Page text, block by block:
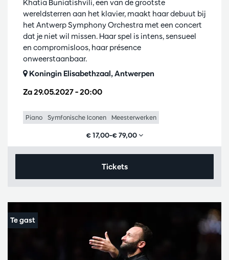
Za 29.05.2027– 20:00
Khatia Buniatishvili, een van de grootste
wereldsterren aan het klavier, maakt haar debuut bij
het Antwerp Symphony Orchestra met een concert
dat je niet wil missen. Haar spel is intens, sensueel
en compromisloos, haar présence
onweerstaanbaar.
Koningin Elisabethzaal, Antwerpen
Piano Symfonische Iconen Meesterwerken
€ 17,00–€ 79,00
Tickets